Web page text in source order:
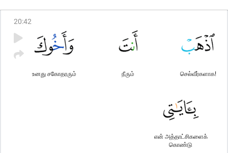
20:42
செல்வீர்களாக!
நீரும்
உனது சகோதரரும்
என் அத்தாட்சிகளைக்
கொண்டு